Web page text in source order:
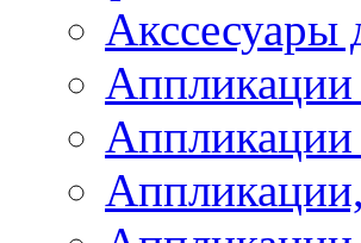
Акссесуары
Аппликации